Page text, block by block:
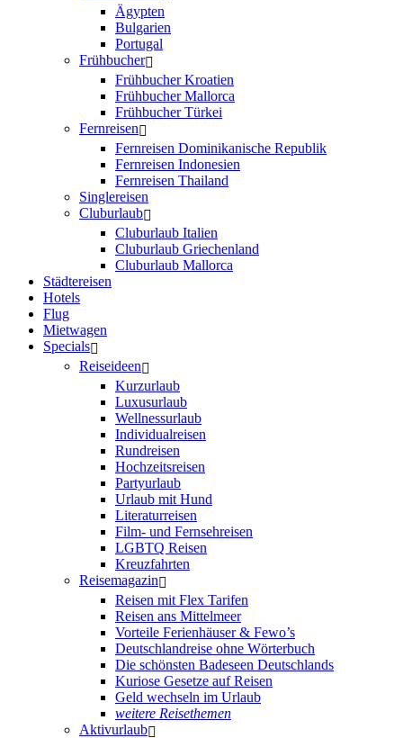
Ägypten
Bulgarien
Portugal
Frühbucher
Frühbucher Kroatien
Frühbucher Mallorca
Frühbucher Türkei
Fernreisen
Fernreisen Dominikanische Republik
Fernreisen Indonesien
Fernreisen Thailand
Singlereisen
Cluburlaub
Cluburlaub Italien
Cluburlaub Griechenland
Cluburlaub Mallorca
Städtereisen
Hotels
Flug
Mietwagen
Specials
Reiseideen
Kurzurlaub
Luxusurlaub
Wellnessurlaub
Individualreisen
Rundreisen
Hochzeitsreisen
Partyurlaub
Urlaub mit Hund
Literaturreisen
Film- und Fernsehreisen
LGBTQ Reisen
Kreuzfahrten
Reisemagazin
Reisen mit Flex Tarifen
Reisen ans Mittelmeer
Vorteile Ferienhäuser & Fewo’s
Deutschlandreise ohne Wörterbuch
Die schönsten Badeseen Deutschlands
Kuriose Gesetze auf Reisen
Geld wechseln im Urlaub
weitere Reisethemen
Aktivurlaub